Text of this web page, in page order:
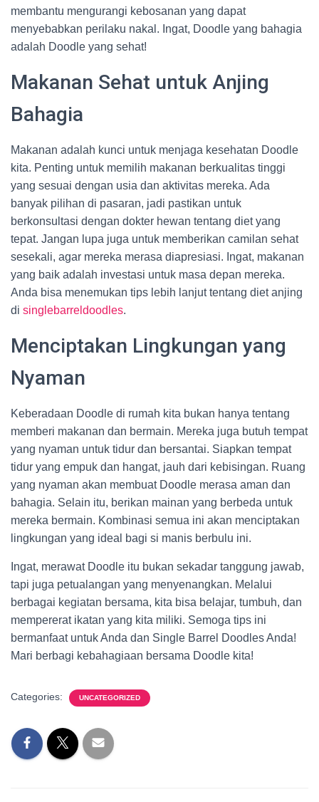
membantu mengurangi kebosanan yang dapat
menyebabkan perilaku nakal. Ingat, Doodle yang bahagia
adalah Doodle yang sehat!
Makanan Sehat untuk Anjing
Bahagia
Makanan adalah kunci untuk menjaga kesehatan Doodle
kita. Penting untuk memilih makanan berkualitas tinggi
yang sesuai dengan usia dan aktivitas mereka. Ada
banyak pilihan di pasaran, jadi pastikan untuk
berkonsultasi dengan dokter hewan tentang diet yang
tepat. Jangan lupa juga untuk memberikan camilan sehat
sesekali, agar mereka merasa diapresiasi. Ingat, makanan
yang baik adalah investasi untuk masa depan mereka.
Anda bisa menemukan tips lebih lanjut tentang diet anjing
di singlebarreldoodles.
Menciptakan Lingkungan yang
Nyaman
Keberadaan Doodle di rumah kita bukan hanya tentang
memberi makanan dan bermain. Mereka juga butuh tempat
yang nyaman untuk tidur dan bersantai. Siapkan tempat
tidur yang empuk dan hangat, jauh dari kebisingan. Ruang
yang nyaman akan membuat Doodle merasa aman dan
bahagia. Selain itu, berikan mainan yang berbeda untuk
mereka bermain. Kombinasi semua ini akan menciptakan
lingkungan yang ideal bagi si manis berbulu ini.
Ingat, merawat Doodle itu bukan sekadar tanggung jawab,
tapi juga petualangan yang menyenangkan. Melalui
berbagai kegiatan bersama, kita bisa belajar, tumbuh, dan
mempererat ikatan yang kita miliki. Semoga tips ini
bermanfaat untuk Anda dan Single Barrel Doodles Anda!
Mari berbagi kebahagiaan bersama Doodle kita!
Categories: UNCATEGORIZED